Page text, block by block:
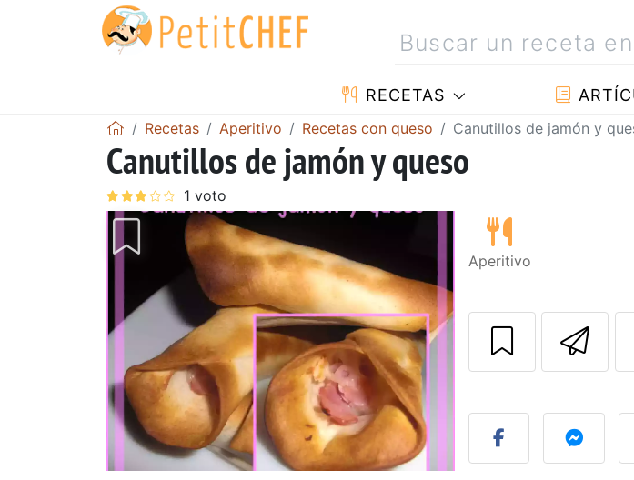
RECETAS
Recetas Aperitivo Recetas con queso Canutillos de jamón y
Canutillos de jamón y queso
Aperitivo